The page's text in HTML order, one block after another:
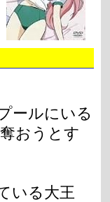
ールにいる
おうとす
いる大王